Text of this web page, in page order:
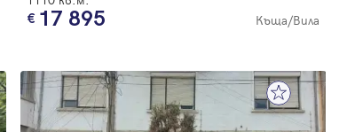
17 895 Къща/Вила